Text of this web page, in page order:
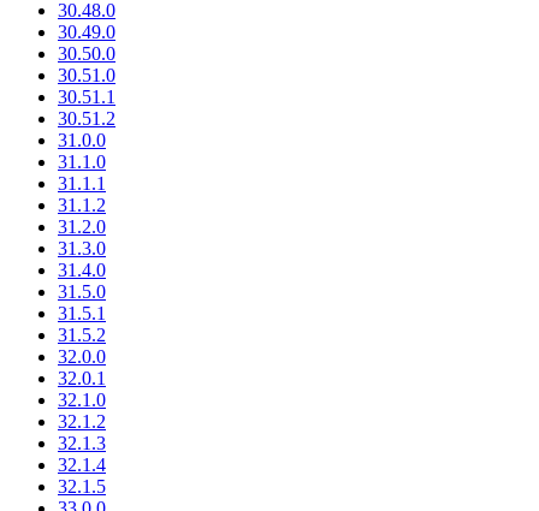
30.48.0
30.49.0
30.50.0
30.51.0
30.51.1
30.51.2
31.0.0
31.1.0
31.1.1
31.1.2
31.2.0
31.3.0
31.4.0
31.5.0
31.5.1
31.5.2
32.0.0
32.0.1
32.1.0
32.1.2
32.1.3
32.1.4
32.1.5